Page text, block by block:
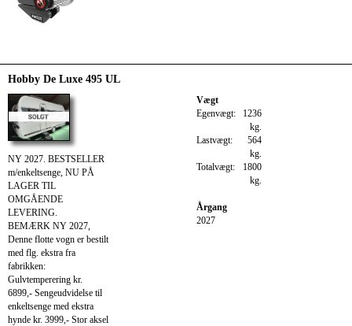
Hobby De Luxe 495 UL
NY 2027. BESTSELLER
m/enkeltsenge, NU PÅ
LAGER TIL
OMGÅENDE
LEVERING.
BEMÆRK NY 2027,
Denne flotte vogn er bestilt
med flg. ekstra fra
fabrikken:
Gulvtemperering kr.
6899,- Sengeudvidelse til
enkeltsenge med ekstra
hynde kr. 3999,- Stor aksel
Vægt
Egenvægt: 1236
kg.
Lastvægt:
564
kg.
Totalvægt:
1800
kg.
Årgang
2027